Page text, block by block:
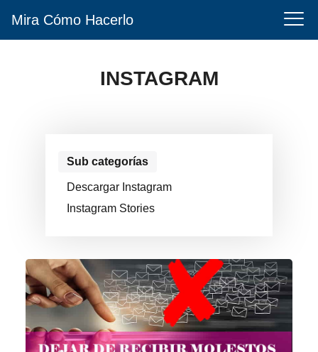
Mira Cómo Hacerlo
INSTAGRAM
Sub categorías
Descargar Instagram
Instagram Stories